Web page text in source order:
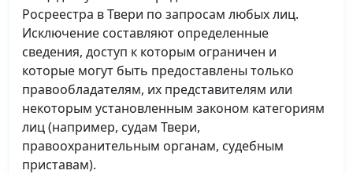
Росреестра в Твери по запросам любых лиц.
Исключение составляют определенные
сведения, доступ к которым ограничен и
которые могут быть предоставлены только
правообладателям, их представителям или
некоторым установленным законом категориям
лиц (например, судам Твери,
правоохранительным органам, судебным
приставам).